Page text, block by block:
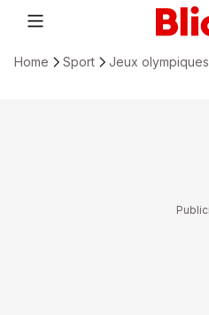
Home Sport Jeux olympiques